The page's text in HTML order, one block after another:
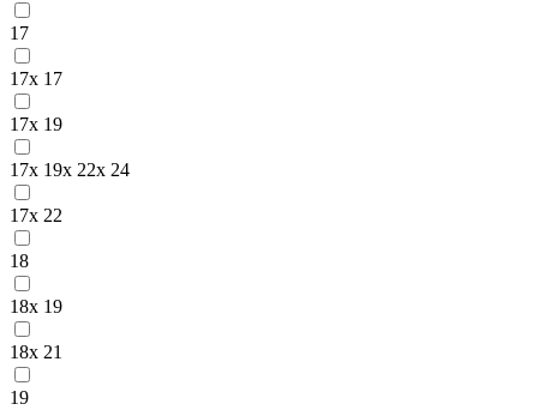
17
17x 17
17x 19
17x 19x 22x 24
17x 22
18
18x 19
18x 21
19